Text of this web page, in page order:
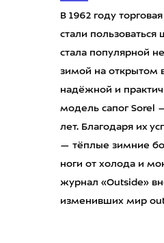
В 1962 году
стали
стала популярной
зимой на открытом
надёжной и
модель сапог Sorel
лет. Благодаря их
— тёплые зимние
ноги от холода и
журнал «Outside»
изменивших мир